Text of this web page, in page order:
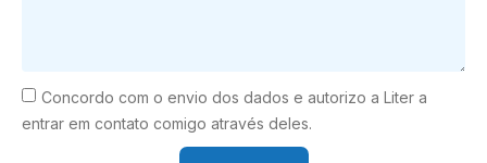
Concordo com o envio dos dados e autorizo a Liter a
entrar em contato comigo através deles.